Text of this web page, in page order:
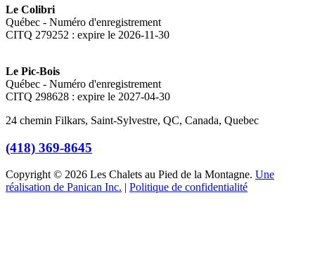
Le Colibri
Québec - Numéro d'enregistrement
CITQ 279252 : expire le 2026-11-30
Le Pic-Bois
Québec - Numéro d'enregistrement
CITQ 298628 : expire le 2027-04-30
24 chemin Filkars, Saint-Sylvestre, QC, Canada, Quebec
(418) 369-8645
Copyright © 2026 Les Chalets au Pied de la Montagne. Une
réalisation de Panican Inc. | Politique de confidentialité